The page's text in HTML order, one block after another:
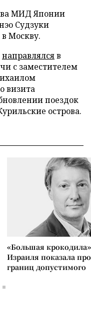
МИД Японии
Судзуки
Москву.
направлялсяв
с заместителем
визита
поездок
острова.
«Большая
Израиля показала
границ допустимого